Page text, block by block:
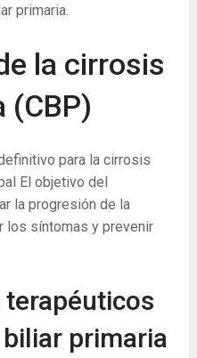
primaria.
la cirrosis
(CBP)
para la cirrosis
El objetivo del
la progresión de la
los síntomas y prevenir
primaria